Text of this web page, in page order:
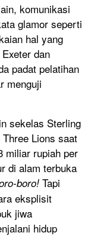
komunikasi
glamor seperti
hal yang
dan
padat pelatihan
menguji
sekelas Sterling
Lions saat
miliar rupiah per
di alam terbuka
boro! Tapi
eksplisit
jiwa
hidup